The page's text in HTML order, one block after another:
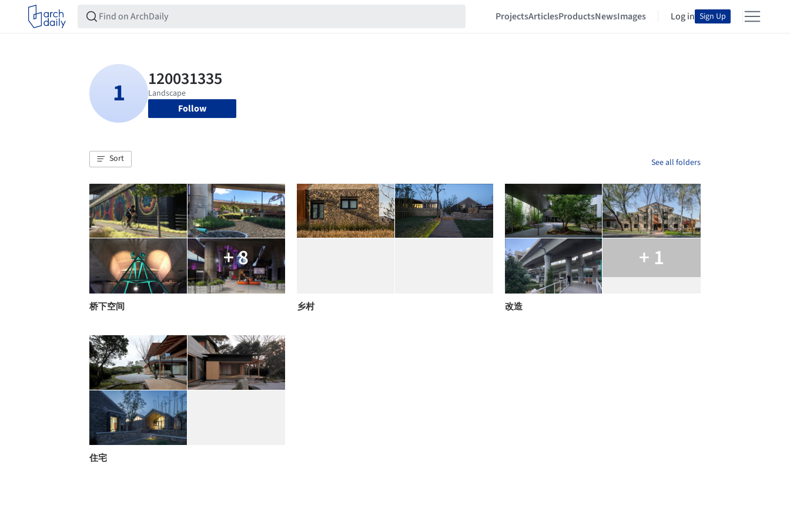
ProjectsArticlesProductsNewsImages Log in Sign Up
Follow
Sort See all folders
+ 8
桥下空间 乡村
+ 1
改造
住宅